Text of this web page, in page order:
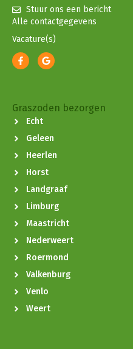
Stuur ons een bericht
Alle contactgegevens
Vacature(s)
Graszoden bezorgen
Echt
Geleen
Heerlen
Horst
Landgraaf
Limburg
Maastricht
Nederweert
Roermond
Valkenburg
Venlo
Weert